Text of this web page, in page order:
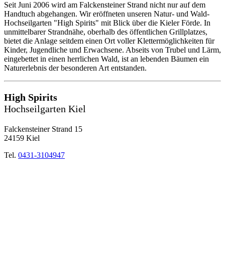
Seit Juni 2006 wird am Falckensteiner Strand nicht nur auf dem
Handtuch abgehangen. Wir eröffneten unseren Natur- und Wald-
Hochseilgarten "High Spirits" mit Blick über die Kieler Förde. In
unmittelbarer Strandnähe, oberhalb des öffentlichen Grillplatzes,
bietet die Anlage seitdem einen Ort voller Klettermöglichkeiten für
Kinder, Jugendliche und Erwachsene. Abseits von Trubel und Lärm,
eingebettet in einen herrlichen Wald, ist an lebenden Bäumen ein
Naturerlebnis der besonderen Art entstanden.
High Spirits
Hochseilgarten Kiel
Falckensteiner Strand 15
24159 Kiel
Tel. 0431-3104947